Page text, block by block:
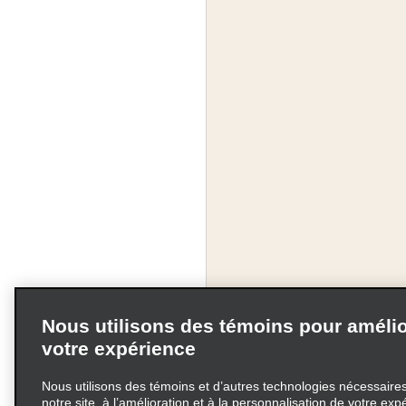
Nous utilisons des témoins pour
votre expérience
Nous utilisons des témoins et d’autres technologies
notre site, à l’amélioration et à la personnalisation de votre